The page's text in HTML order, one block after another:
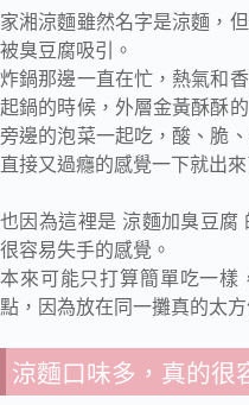
家湘涼麵雖然名字是涼麵，
被臭豆腐吸引。
炸鍋那邊一直在忙，熱氣和
起鍋的時候，外層金黃酥酥
旁邊的泡菜一起吃，酸、脆
直接又過癮的感覺一下就出來
也因為這裡是 涼麵加臭豆腐
很容易失手的感覺。
本來可能只打算簡單吃一樣
點，因為放在同一攤真的太
涼麵口味多，真的很